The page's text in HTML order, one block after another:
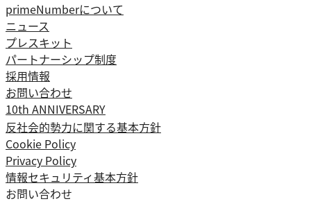
primeNumberについて
ニュース
プレスキット
パートナーシップ制度
採用情報
お問い合わせ
10th ANNIVERSARY
反社会的勢力に関する基本方針
Cookie Policy
Privacy Policy
情報セキュリティ基本方針
お問い合わせ